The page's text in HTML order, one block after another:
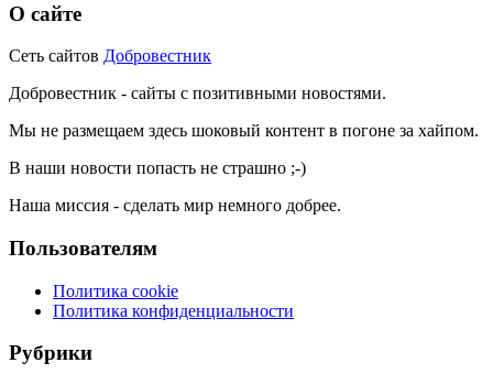
О сайте
Сеть сайтов Добровестник
Добровестник - сайты с позитивными новостями.
Мы не размещаем здесь шоковый контент в погоне за хайпом.
В наши новости попасть не страшно ;-)
Наша миссия - сделать мир немного добрее.
Пользователям
Политика cookie
Политика конфиденциальности
Рубрики